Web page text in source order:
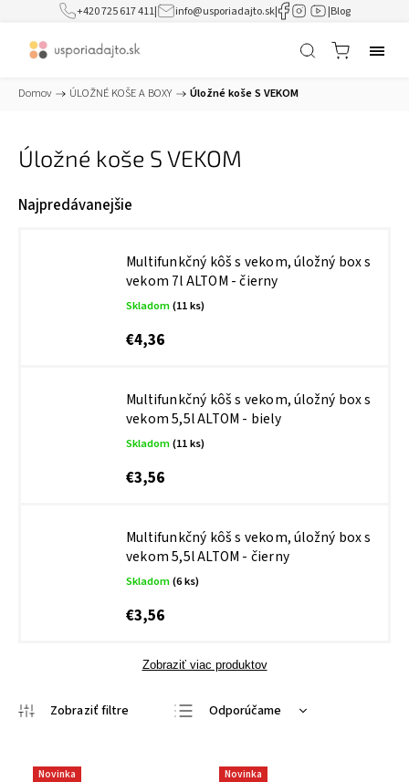
+420 725 617 411| info@usporiadajto.sk| |Blog
Domov / ÚLOŽNÉ KOŠE A BOXY / Úložné koše S VEKOM
Úložné koše S VEKOM
Najpredávanejšie
Multifunkčný kôš s vekom, úložný box s
vekom 7l ALTOM - čierny
Skladom(11 ks)
€4,36
Multifunkčný kôš s vekom, úložný box s
vekom 5,5l ALTOM - biely
Skladom(11 ks)
€3,56
Multifunkčný kôš s vekom, úložný box s
vekom 5,5l ALTOM - čierny
Skladom(6 ks)
€3,56
Zobraziť viac produktov
Odporúčame
Najdrahšie
Novinka Novinka